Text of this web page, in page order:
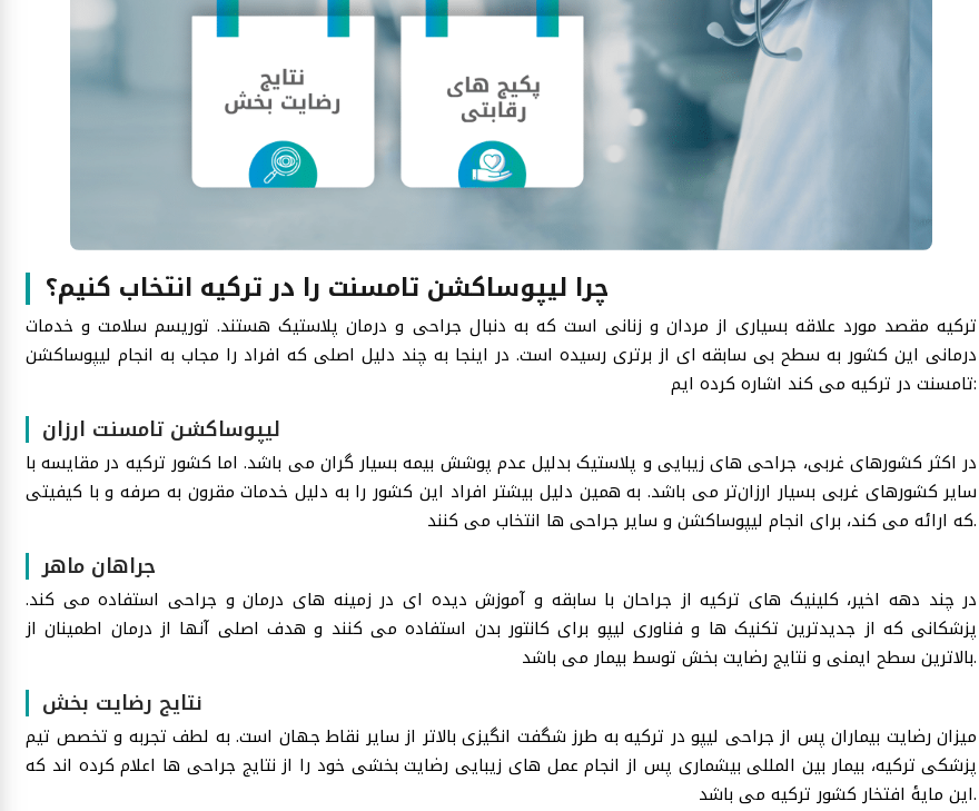
چرا لیپوساکشن تامسنت را در ترکیه انتخاب کنیم؟
ترکیه مقصد مورد علاقه بسیاری از مردان و زنانی است که به دنبال جراحی و درمان پلاستیک هستند. توریسم سلامت و خدمات
درمانی این کشور به سطح بی سابقه ای از برتری رسیده است. در اینجا به چند دلیل اصلی که افراد را مجاب به انجام لیپوساکشن
تامسنت در ترکیه می کند اشاره کرده ایم:
لیپوساکشن تامسنت ارزان
در اکثر کشورهای غربی، جراحی های زیبایی و پلاستیک بدلیل عدم پوشش بیمه بسیار گران می باشد. اما کشور ترکیه در مقایسه با
سایر کشورهای غربی بسیار ارزان‌تر می باشد. به همین دلیل بیشتر افراد این کشور را به دلیل خدمات مقرون به صرفه و با کیفیتی
که ارائه می کند، برای انجام لیپوساکشن و سایر جراحی ها انتخاب می کنند.
جراهان ماهر
در چند دهه اخیر، کلینیک های ترکیه از جراحان با سابقه و آموزش دیده ای در زمینه های درمان و جراحی استفاده می کند.
پزشکانی که از جدیدترین تکنیک ها و فناوری لیپو برای کانتور بدن استفاده می کنند و هدف اصلی آنها از درمان اطمینان از
بالاترین سطح ایمنی و نتایج رضایت بخش توسط بیمار می باشد.
نتایج رضایت بخش
میزان رضایت بیماران پس از جراحی لیپو در ترکیه به طرز شگفت انگیزی بالاتر از سایر نقاط جهان است. به لطف تجربه و تخصص تیم
پزشکی ترکیه، بیمار بین المللی بیشماری پس از انجام عمل های زیبایی رضایت بخشی خود را از نتایج جراحی ها اعلام کرده اند که
این مایۀ افتخار کشور ترکیه می باشد.